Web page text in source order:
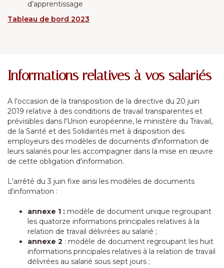
d’apprentissage
Tableau de bord 2023
Informations relatives à vos salariés
A l'occasion de la transposition de la directive du 20 juin
2019 relative à des conditions de travail transparentes et
prévisibles dans l'Union européenne, le ministère du Travail,
de la Santé et des Solidarités met à disposition des
employeurs des modèles de documents d'information de
leurs salariés pour les accompagner dans la mise en œuvre
de cette obligation d'information.
L'arrêté du 3 juin fixe ainsi les modèles de documents
d'information :
annexe 1 : modèle de document unique regroupant
les quatorze informations principales relatives à la
relation de travail délivrées au salarié ;
annexe 2 : modèle de document regroupant les huit
informations principales relatives à la relation de travail
délivrées au salarié sous sept jours ;